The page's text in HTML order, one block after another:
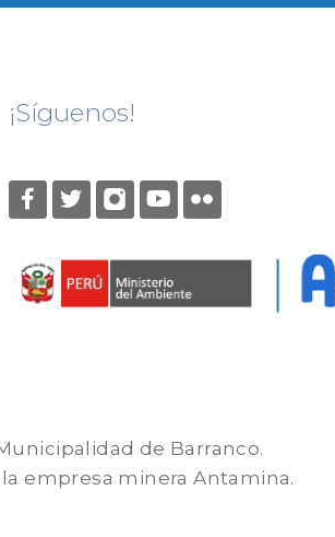
¡Síguenos!
de Barranco.
empresa minera Antamina.